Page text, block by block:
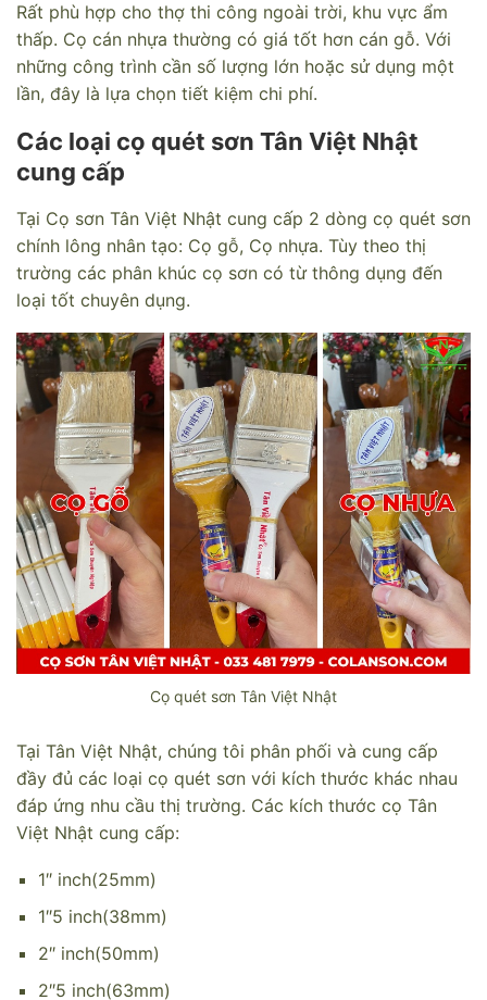
Rất phù hợp cho thợ thi công ngoài trời, khu vực ẩm
thấp. Cọ cán nhựa thường có giá tốt hơn cán gỗ. Với
những công trình cần số lượng lớn hoặc sử dụng một
lần, đây là lựa chọn tiết kiệm chi phí.
Các loại cọ quét sơn Tân Việt Nhật
cung cấp
Tại Cọ sơn Tân Việt Nhật cung cấp 2 dòng cọ quét sơn
chính lông nhân tạo: Cọ gỗ, Cọ nhựa. Tùy theo thị
trường các phân khúc cọ sơn có từ thông dụng đến
loại tốt chuyên dụng.
Cọ quét sơn Tân Việt Nhật
Tại Tân Việt Nhật, chúng tôi phân phối và cung cấp
đầy đủ các loại cọ quét sơn với kích thước khác nhau
đáp ứng nhu cầu thị trường. Các kích thước cọ Tân
Việt Nhật cung cấp:
1″ inch(25mm)
1″5 inch(38mm)
2″ inch(50mm)
2″5 inch(63mm)